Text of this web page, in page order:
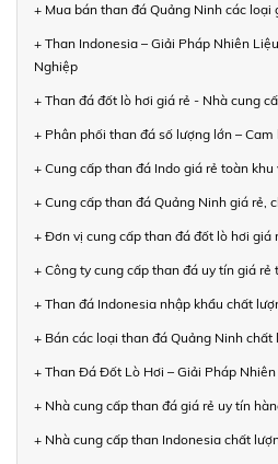
+ Mua bán than đá Quảng Ninh các loại
+ Than Indonesia – Giải Pháp Nhiên
Nghiệp
+ Than đá đốt lò hơi giá rẻ - Nhà cung
+ Phân phối than đá số lượng lớn –
+ Cung cấp than đá Indo giá rẻ toàn
+ Cung cấp than đá Quảng Ninh giá rẻ,
+ Đơn vị cung cấp than đá đốt lò hơi giá
+ Công ty cung cấp than đá uy tín giá rẻ
+ Than đá Indonesia nhập khẩu chất
+ Bán các loại than đá Quảng Ninh
+ Than Đá Đốt Lò Hơi – Giải Pháp
+ Nhà cung cấp than đá giá rẻ uy tín
+ Nhà cung cấp than Indonesia chất